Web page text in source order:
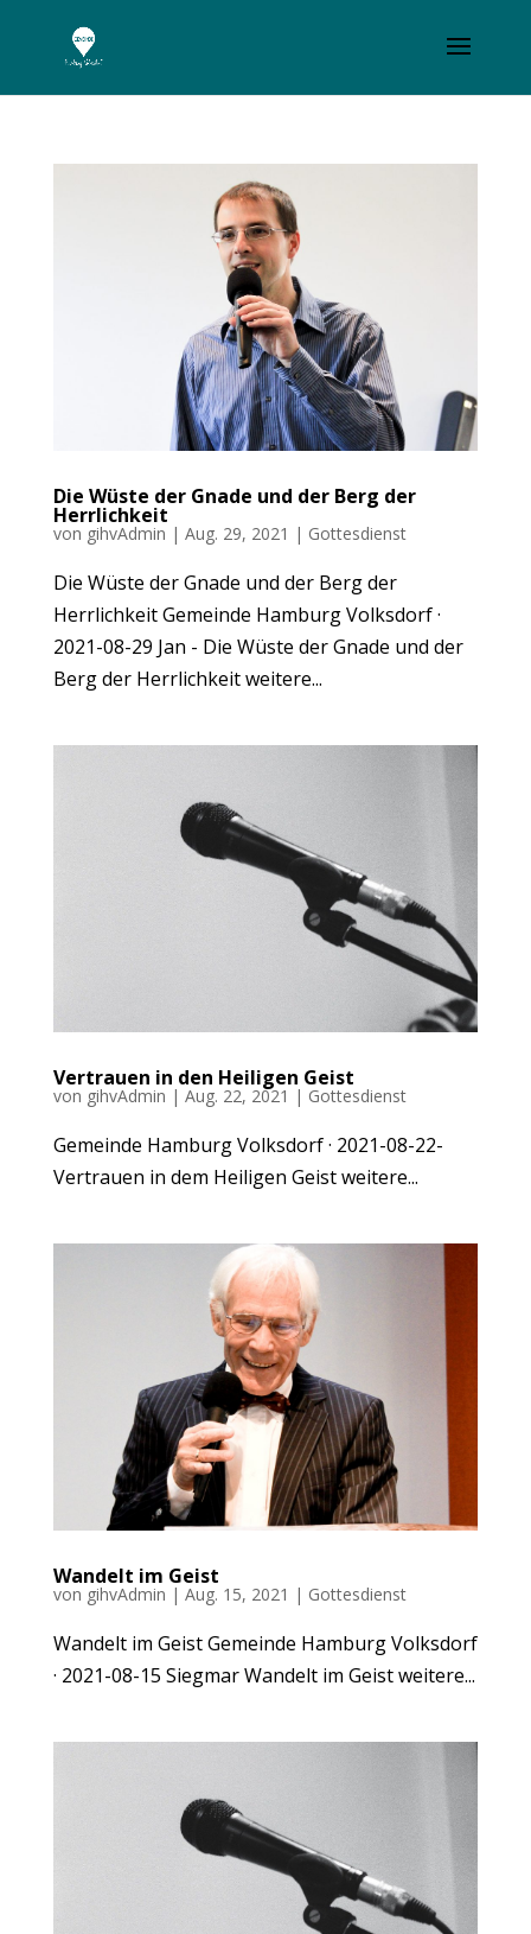
Die Wüste der Gnade und der Berg der
Herrlichkeit
von gihvAdmin | Aug. 29, 2021 | Gottesdienst
Die Wüste der Gnade und der Berg der
Herrlichkeit Gemeinde Hamburg Volksdorf ·
2021-08-29 Jan - Die Wüste der Gnade und der
Berg der Herrlichkeit weitere...
Vertrauen in den Heiligen Geist
von gihvAdmin | Aug. 22, 2021 | Gottesdienst
Gemeinde Hamburg Volksdorf · 2021-08-22-
Vertrauen in dem Heiligen Geist weitere...
Wandelt im Geist
von gihvAdmin | Aug. 15, 2021 | Gottesdienst
Wandelt im Geist Gemeinde Hamburg Volksdorf
· 2021-08-15 Siegmar Wandelt im Geist weitere...